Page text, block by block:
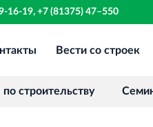
16-19, +7 (81375) 47–550
группа
Санкт‐
Вести со строек
строительству